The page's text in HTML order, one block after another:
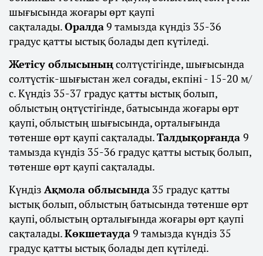
шығысында жоғары өрт қаупі
сақталады.Оралда9 тамызда күндіз 35-36
градус қатты ыстық болады деп күтіледі.
Жетісу облысыныңсолтүстігінде, шығысында
солтүстік-шығыстан жел соғады, екпіні - 15-20 м/
с. Күндіз 35-37 градус қатты ыстық болып,
облыстың оңтүстігінде, батысында жоғары өрт
қаупі, облыстың шығысында, орталығында
төтенше өрт қаупі сақталады.Талдықорғанда 9
тамызда күндіз 35-36 градус қатты ыстық болып,
төтенше өрт қаупі сақталады.
Күндіз Ақмола облысында 35 градус қатты
ыстық болып, облыстың батысында төтенше өрт
қаупі, облыстың орталығында жоғары өрт қаупі
сақталады.Көкшетауда9 тамызда күндіз 35
градус қатты ыстық болады деп күтіледі.